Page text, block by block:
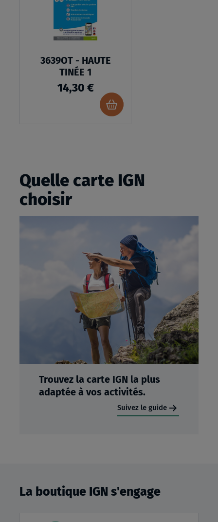
3639OT - HAUTE
TINÉE 1
14,30 €
Ajouter
au
Quelle carte IGN
choisir
Trouvez la carte IGN la plus
adaptée à vos activités.
Suivez le guide
La boutique IGN s'engage